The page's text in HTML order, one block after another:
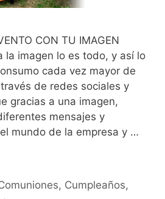
CON TU IMAGEN
la imagen lo es todo, y así lo
cada vez mayor de
de redes sociales y
gracias a una imagen,
mensajes y
mundo de la empresa y …
, Cumpleaños,